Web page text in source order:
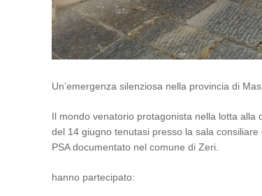
Un’emergenza silenziosa nella provincia di
Il mondo venatorio protagonista nella lotta alla
del 14 giugno tenutasi presso la sala
PSA documentato nel comune di Zeri.
hanno partecipato: